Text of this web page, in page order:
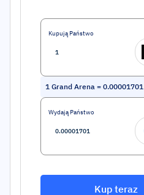
Kupują Państwo
1 Grand Arena = 0.00001701
Wydają Państwo
Kup teraz